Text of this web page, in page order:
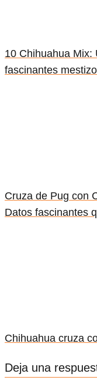
10 Chihuahua Mix:
fascinantes
Cruza de Pug con
Datos fascinantes
Chihuahua cruza
Deja una